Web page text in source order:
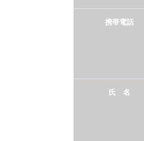
携帯電話
氏 名